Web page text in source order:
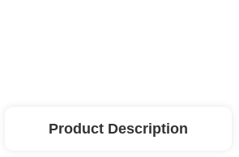
Product Description